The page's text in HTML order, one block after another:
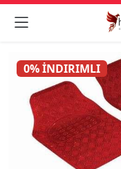

0% İNDIRIMLI